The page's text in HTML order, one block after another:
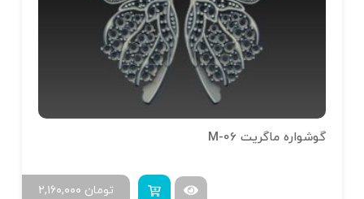
گوشواره ماگریت M-06
۲,۱۶۰,۰۰۰ تومان